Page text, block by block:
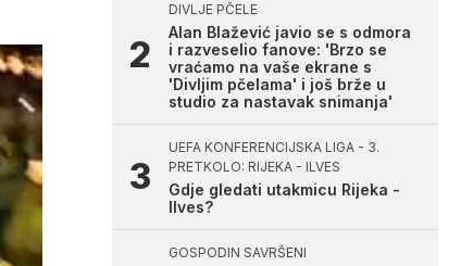
DIVLJE PČELE
Alan Blažević javio se s odmora
i razveselio fanove: 'Brzo se
vraćamo na vaše ekrane s
'Divljim pčelama' i još brže u
studio za nastavak snimanja'
UEFA KONFERENCIJSKA LIGA - 3.
PRETKOLO: RIJEKA - ILVES
Gdje gledati utakmicu Rijeka -
Ilves?
GOSPODIN SAVRŠENI